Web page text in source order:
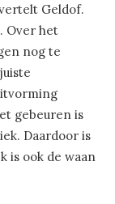
Geldof.
Over het
nog te
gebeuren is
Daardoor is
is ook de waan